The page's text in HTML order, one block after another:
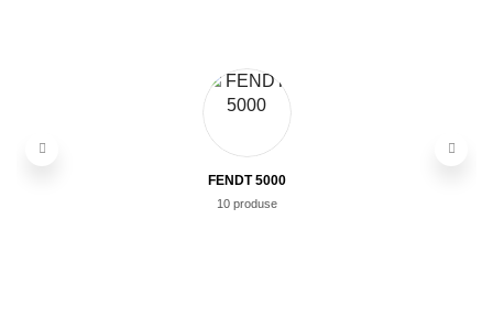
FENDT 5000
10 produse